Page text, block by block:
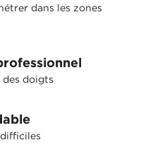
dans les zones
des doigts